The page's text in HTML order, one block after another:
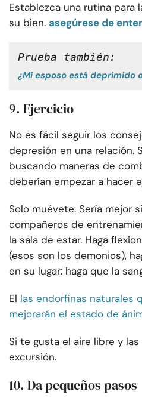
Establezca una rutina para
su bien. asegúrese de
Prueba también:
¿Mi esposo está deprimido
9. Ejercicio
No es fácil seguir los
depresión en una relación.
buscando maneras de
deberían empezar a hacer
Solo muévete. Sería mejor
compañeros de
la sala de estar. Haga
(esos son los demonios),
en su lugar: haga que la
El las endorfinas naturales
mejorarán el estado de
Si te gusta el aire libre y
excursión.
10. Da pequeños pasos